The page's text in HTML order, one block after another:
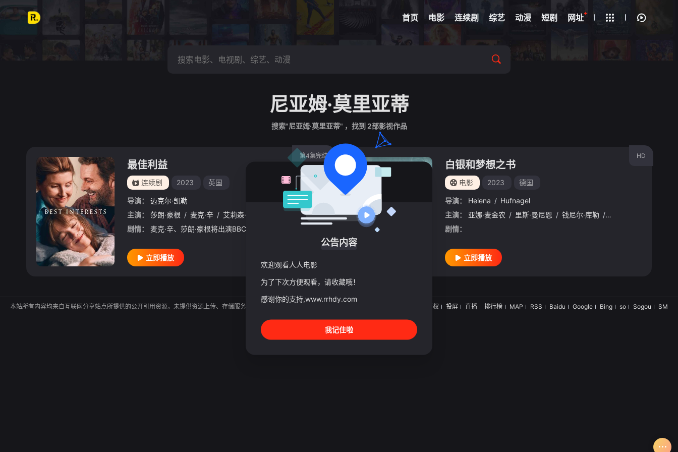
首页 电影 连续剧 综艺 动漫 短剧 网址+
网球 脑洞悬疑
尼亚姆·莫里亚蒂
搜索"尼亚姆·莫里亚蒂" ，找到 2部影视作品
第4集完结
最佳利益
连续剧 2023 英国
导演：
迈克尔·凯勒
主演：
莎朗·豪根 / 麦克·辛 / 艾莉森·奥利弗 / 诺玛·杜梅温尼 / 齐季·阿库多卢 德斯·麦卡莱尔 / 马特·弗雷泽 / 加里·比德尔 / Jack
剧情：
立即播放
HD
白银和梦想之书
电影 2023 德国
导演： Helena / Hufnagel
主演：
亚娜·麦金农 / 里斯·曼尼恩 / 钱尼尔·库勒 / Josephine
剧情：
立即播放
版权 投屏 直播 排行榜 MAP RSS Baidu Google Bing so Sogou SM
本站所有内容均来自互联网分享站点所提供的公开引用资源，未提供资源上传、存储服务。
公告内容
欢迎观看人人电影
为了下次方便观看，请收藏哦！
感谢你的支持,www.rrhdy.com
我记住啦